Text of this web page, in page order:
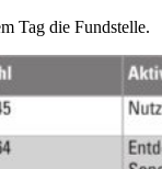
Tag die Fundstelle.